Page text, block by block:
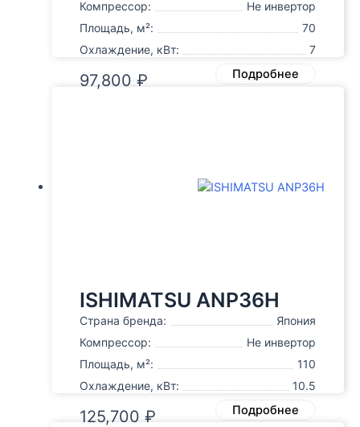
Компрессор:
Не инвертор
Площадь, м²:
70
Охлаждение, кВт:
7
97,800 ₽ Подробнее
ISHIMATSU ANP36H
Страна бренда:
Япония
Компрессор:
Не инвертор
Площадь, м²:
110
Охлаждение, кВт:
10.5
125,700 ₽ Подробнее